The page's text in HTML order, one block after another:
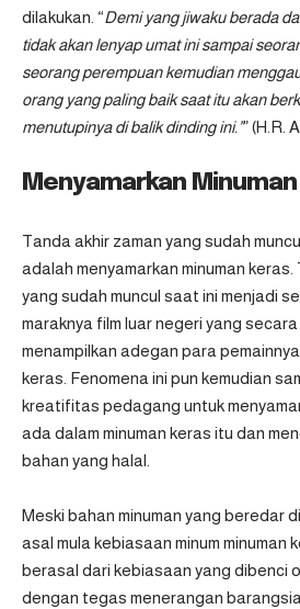
dilakukan. “Demi yang jiwaku berada
tidak akan lenyap umat ini sampai
seorang perempuan kemudian
orang yang paling baik saat itu akan
menutupinya di balik dinding ini.”” (H.R.
Menyamarkan
Tanda akhir zaman yang sudah
adalah menyamarkan minuman
yang sudah muncul saat ini menjadi
maraknya film luar negeri yang
menampilkan adegan para pemainnya
keras. Fenomena ini pun kemudian
kreatifitas pedagang untuk
ada dalam minuman keras itu dan
bahan yang halal.
Meski bahan minuman yang beredar
asal mula kebiasaan minum minuman
berasal dari kebiasaan yang dibenci
dengan tegas menerangan